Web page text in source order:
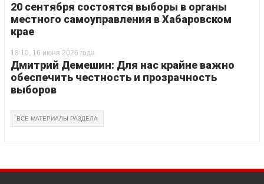
20 сентября состоятся выборы в органы
местного самоуправления в Хабаровском
крае
18:10, 16 июня 2026 года
Дмитрий Демешин: Для нас крайне важно
обеспечить честность и прозрачность
выборов
ВСЕ МАТЕРИАЛЫ РАЗДЕЛА